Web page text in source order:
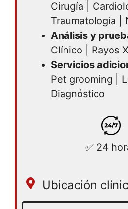
Cirugía |
Traumatología |
Análisis y
Clínico | Rayos
Servicios
Pet grooming |
Diagnóstico
✅ 24
Ubicación